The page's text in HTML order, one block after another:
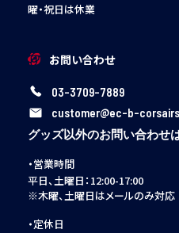
曜・祝日は休業
お問い合わせ
03-3709-7889
customer@ec-b-
グッズ以外のお問い合わせ
・営業時間
平日、土曜日：12:00-17:00
※木曜、土曜日はメールのみ対応
・定休日